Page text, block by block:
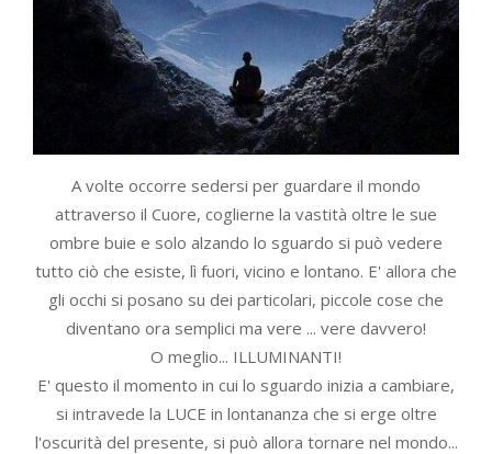
A volte occorre sedersi per guardare il mondo
attraverso il Cuore, coglierne la vastità oltre le sue
ombre buie e solo alzando lo sguardo si può vedere
tutto ciò che esiste, lì fuori, vicino e lontano. E' allora che
gli occhi si posano su dei particolari, piccole cose che
diventano ora semplici ma vere ... vere davvero!
O meglio... ILLUMINANTI!
E' questo il momento in cui lo sguardo inizia a cambiare,
si intravede la LUCE in lontananza che si erge oltre
l'oscurità del presente, si può allora tornare nel mondo...